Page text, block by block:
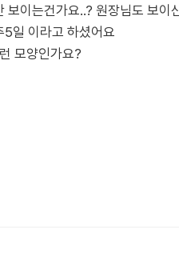
보이는건가요..? 원장님도 보
일 이라고 하셨어요
모양인가요?